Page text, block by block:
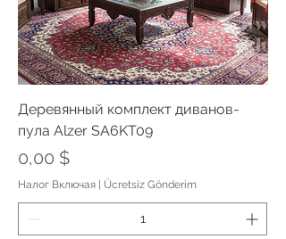
Деревянный комплект диванов-
пула Alzer SA6KT09
Цена
0,00 $
Налог Включая | Ücretsiz Gönderim